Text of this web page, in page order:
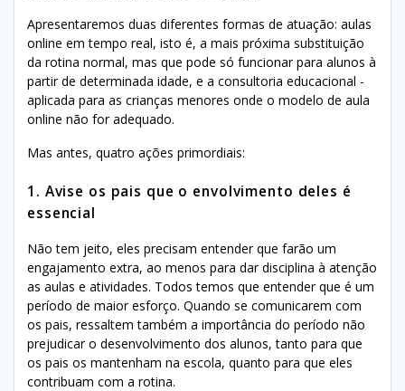
Apresentaremos duas diferentes formas de atuação: aulas
online em tempo real, isto é, a mais próxima substituição
da rotina normal, mas que pode só funcionar para alunos à
partir de determinada idade, e a consultoria educacional -
aplicada para as crianças menores onde o modelo de aula
online não for adequado.
Mas antes, quatro ações primordiais:
1. Avise os pais que o envolvimento deles é
essencial
Não tem jeito, eles precisam entender que farão um
engajamento extra, ao menos para dar disciplina à atenção
as aulas e atividades. Todos temos que entender que é um
período de maior esforço. Quando se comunicarem com
os pais, ressaltem também a importância do período não
prejudicar o desenvolvimento dos alunos, tanto para que
os pais os mantenham na escola, quanto para que eles
contribuam com a rotina.